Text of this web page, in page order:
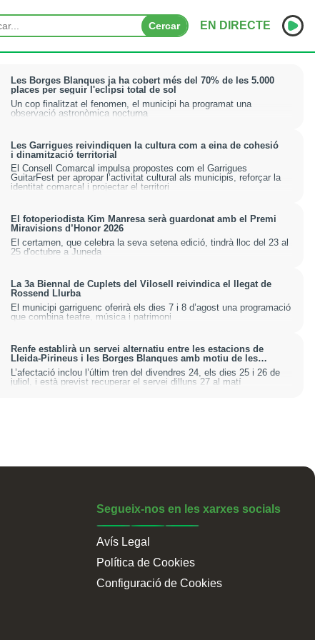
Cercar EN DIRECTE
INICI
NOTÍCIES
PROGRAMES
CONTACTE
Les Borges Blanques ja ha cobert més del 70% de les 5.000
places per seguir l'eclipsi total de sol
Un cop finalitzat el fenomen, el municipi ha programat una
observació astronòmica nocturna
Les Garrigues reivindiquen la cultura com a eina de cohesió
i dinamització territorial
El Consell Comarcal impulsa propostes com el Garrigues
GuitarFest per apropar l’activitat cultural als municipis, reforçar la
identitat comarcal i projectar el territori
El fotoperiodista Kim Manresa serà guardonat amb el Premi
Miravisions d’Honor 2026
El certamen, que celebra la seva setena edició, tindrà lloc del 23 al
25 d'octubre a Juneda
La 3a Biennal de Cuplets del Vilosell reivindica el llegat de
Rossend Llurba
El municipi garriguenc oferirà els dies 7 i 8 d’agost una programació
que combina teatre, música i patrimoni
Renfe establirà un servei alternatiu entre les estacions de
Lleida-Pirineus i les Borges Blanques amb motiu de les
obres d’ADIF a Juneda
L’afectació inclou l’últim tren del divendres 24, els dies 25 i 26 de
juliol, i està previst recuperar el servei dilluns 27 al matí
Segueix-nos en les xarxes socials
Avís Legal
Política de Cookies
Configuració de Cookies